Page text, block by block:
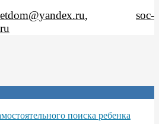
, soc-
поиска ребенка